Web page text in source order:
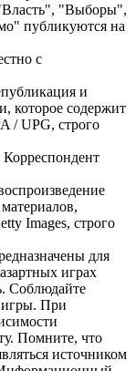
"Выборы",
публикуются на
с
и
которое содержит
/ UPG, строго
Images, строго
для
играх
Соблюдайте
игры. При
Помните, что
источником